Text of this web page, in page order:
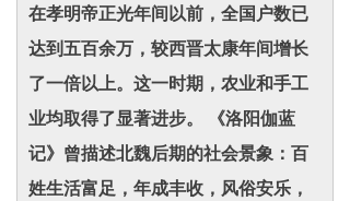
在孝明帝正光年间以前，全国户数已
达到五百余万，较西晋太康年间增长
了一倍以上。这一时期，农业和手工
业均取得了显著进步。 《洛阳伽蓝
记》曾描述北魏后期的社会景象：百
姓生活富足，年成丰收，风俗安乐，